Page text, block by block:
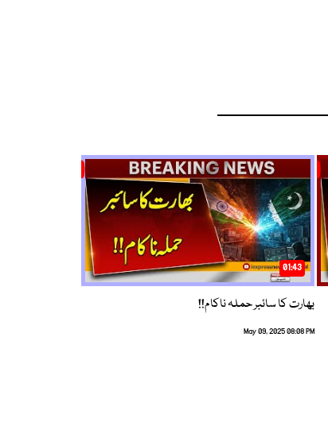
01:43
بھارت کا سائبر حملہ ناکام!!
May 09, 2025 08:08 PM